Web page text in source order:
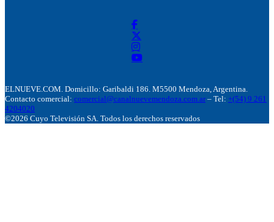
ELNUEVE.COM. Domicillo: Garibaldi 186. M5500 Mendoza, Argentina.
Contacto comercial: comercial@canalnuevemendoza.com.ar – Tel: +(54) 9 261
4204020
©2026 Cuyo Televisión SA. Todos los derechos reservados